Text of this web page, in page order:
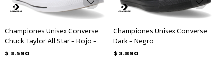
Championes Unisex Converse
Chuck Taylor All Star - Rojo -
Blanco
$ 3.590
Championes Unisex Converse
Dark - Negro
$ 3.890